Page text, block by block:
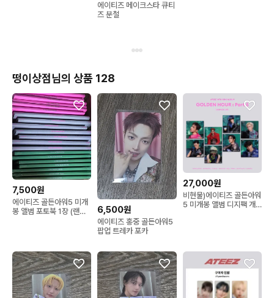
에이티즈 메이크스타 큐티
즈 분철
떵이상점님의 상품 128
7,500원
에이티즈 골든아워5 미개
봉 앨범 포토북 1장 (랜덤
6,500원
에이티즈 홍중 골든아워5
팝업 트레카 포카
27,000원
비현물)에이티즈 골든아워
5 미개봉 앨범 디지팩 개